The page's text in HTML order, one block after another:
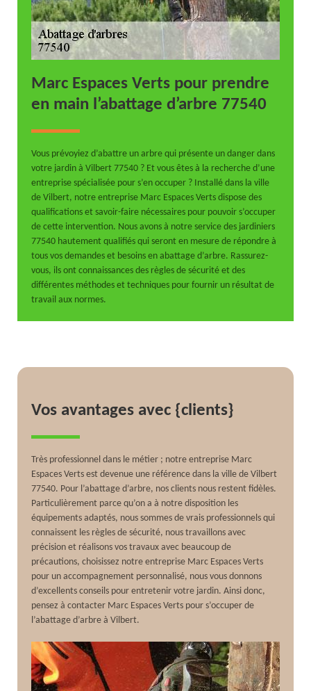
Marc Espaces Verts pour prendre
en main l’abattage d’arbre 77540
Vous prévoyiez d’abattre un arbre qui présente un danger dans
votre jardin à Vilbert 77540 ? Et vous êtes à la recherche d’une
entreprise spécialisée pour s’en occuper ? Installé dans la ville
de Vilbert, notre entreprise Marc Espaces Verts dispose des
qualifications et savoir-faire nécessaires pour pouvoir s’occuper
de cette intervention. Nous avons à notre service des jardiniers
77540 hautement qualifiés qui seront en mesure de répondre à
tous vos demandes et besoins en abattage d’arbre. Rassurez-
vous, ils ont connaissances des règles de sécurité et des
différentes méthodes et techniques pour fournir un résultat de
travail aux normes.
Vos avantages avec {clients}
Très professionnel dans le métier ; notre entreprise Marc
Espaces Verts est devenue une référence dans la ville de Vilbert
77540. Pour l’abattage d’arbre, nos clients nous restent fidèles.
Particulièrement parce qu’on a à notre disposition les
équipements adaptés, nous sommes de vrais professionnels qui
connaissent les règles de sécurité, nous travaillons avec
précision et réalisons vos travaux avec beaucoup de
précautions, choisissez notre entreprise Marc Espaces Verts
pour un accompagnement personnalisé, nous vous donnons
d’excellents conseils pour entretenir votre jardin. Ainsi donc,
pensez à contacter Marc Espaces Verts pour s’occuper de
l’abattage d’arbre à Vilbert.